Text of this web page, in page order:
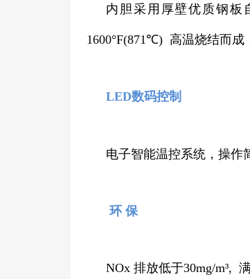
内胆采用厚壁优质钢板
1600°F(871℃) 高温烧结而成
LED数码控制
电子智能温控系统，操作
环 保
NOx 排放低于30mg/m³,